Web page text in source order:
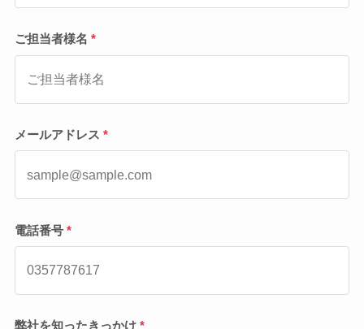
ご担当者様名 *
メールアドレス *
電話番号*
弊社を知ったきっかけ*